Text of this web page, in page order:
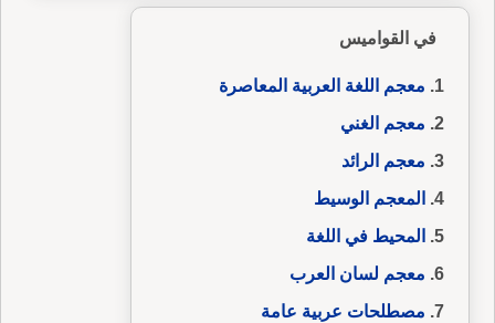
في القواميس
معجم اللغة العربية المعاصرة
معجم الغني
معجم الرائد
المعجم الوسيط
المحيط في اللغة
معجم لسان العرب
مصطلحات عربية عامة